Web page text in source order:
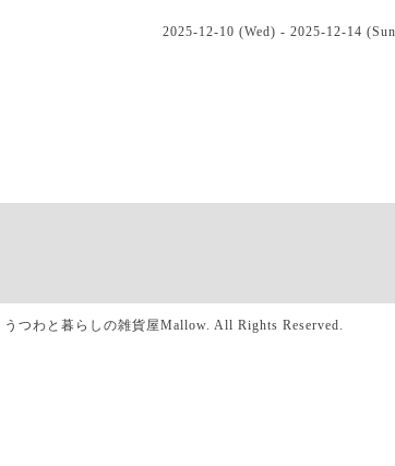
2025-12-10 (Wed) - 2025-12-14
うつわと暮らしの雑貨屋Mallow. All Rights Reserved.